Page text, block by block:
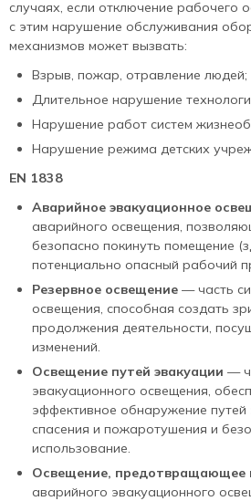
случаях, если отключение рабочего
с этим нарушение обслуживания
механизмов может вызвать:
Взрыв, пожар, отравление людей;
Длительное нарушение
Нарушение работ систем
Нарушение режима детских
EN 1838
Аварийное эвакуационное
аварийного освещения,
безопасно покинуть помещение
потенциально опасный рабочий
Резервное освещение — часть
освещения, способная создать
продолжения деятельности,
изменений.
Освещение путей эвакуации —
эвакуационного освещения,
эффективное обнаружение путей
спасения и пожаротушения и
использование.
Освещение, предотвращающее
аварийного эвакуационного